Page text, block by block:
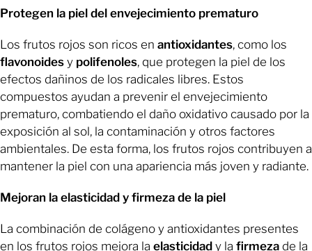
Protegen la piel del envejecimiento prematuro
Los frutos rojos son ricos en antioxidantes, como los
flavonoides y polifenoles, que protegen la piel de los
efectos dañinos de los radicales libres. Estos
compuestos ayudan a prevenir el envejecimiento
prematuro, combatiendo el daño oxidativo causado por la
exposición al sol, la contaminación y otros factores
ambientales. De esta forma, los frutos rojos contribuyen a
mantener la piel con una apariencia más joven y radiante.
Mejoran la elasticidad y firmeza de la piel
La combinación de colágeno y antioxidantes presentes
en los frutos rojos mejora la elasticidad y la firmeza de la